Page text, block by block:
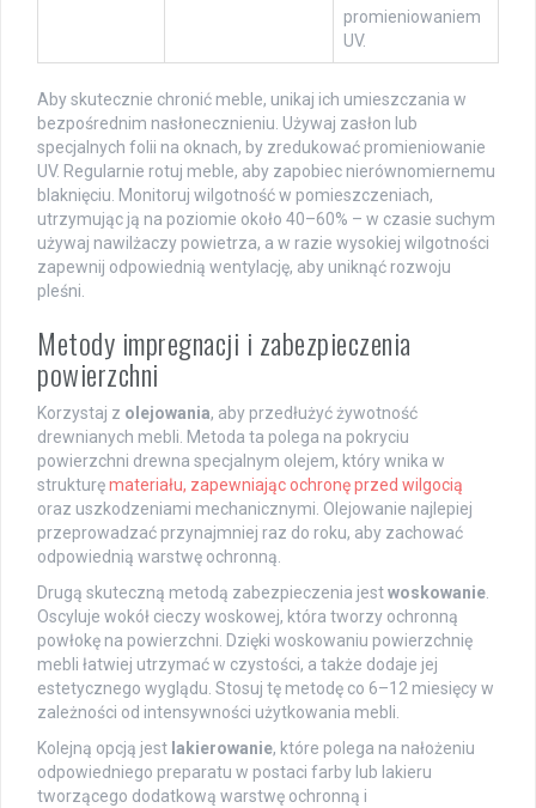
promieniowaniem
UV.
Aby skutecznie chronić meble, unikaj ich umieszczania w
bezpośrednim nasłonecznieniu. Używaj zasłon lub
specjalnych folii na oknach, by zredukować promieniowanie
UV. Regularnie rotuj meble, aby zapobiec nierównomiernemu
blaknięciu. Monitoruj wilgotność w pomieszczeniach,
utrzymując ją na poziomie około 40–60% – w czasie suchym
używaj nawilżaczy powietrza, a w razie wysokiej wilgotności
zapewnij odpowiednią wentylację, aby uniknąć rozwoju
pleśni.
Metody impregnacji i zabezpieczenia
powierzchni
Korzystaj z olejowania, aby przedłużyć żywotność
drewnianych mebli. Metoda ta polega na pokryciu
powierzchni drewna specjalnym olejem, który wnika w
strukturęmateriału, zapewniając ochronę przed wilgocią
oraz uszkodzeniami mechanicznymi. Olejowanie najlepiej
przeprowadzać przynajmniej raz do roku, aby zachować
odpowiednią warstwę ochronną.
Drugą skuteczną metodą zabezpieczenia jestwoskowanie
Oscyluje wokół cieczy woskowej, która tworzy ochronną
powłokę na powierzchni. Dzięki woskowaniu powierzchnię
mebli łatwiej utrzymać w czystości, a także dodaje jej
estetycznego wyglądu. Stosuj tę metodę co 6–12 miesięcy w
zależności od intensywności użytkowania mebli.
Kolejną opcją jest lakierowanie, które polega na nałożeniu
odpowiedniego preparatu w postaci farby lub lakieru
tworzącego dodatkową warstwę ochronną i